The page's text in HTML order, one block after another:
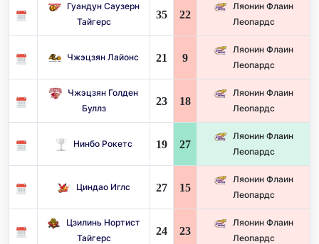
Гуандун Саузерн
Тайгерс
35 22
Ляонин Флаин
Леопардс
Чжэцзян Лайонс 21 9
Ляонин Флаин
Леопардс
Чжэцзян Голден
Буллз
23 18
Ляонин Флаин
Леопардс
Нинбо Рокетс 19 27
Ляонин Флаин
Леопардс
Циндао Иглс 27 15
Ляонин Флаин
Леопардс
Цзилинь Нортист
Тайгерс
24 23
Ляонин Флаин
Леопардс